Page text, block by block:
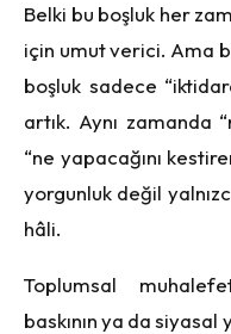
Belki bu boşluk her
için umut verici. Ama
boşluk sadece
artık. Aynı zamanda
“ne yapacağını
yorgunluk değil
hâli.
Toplumsal
baskının ya da